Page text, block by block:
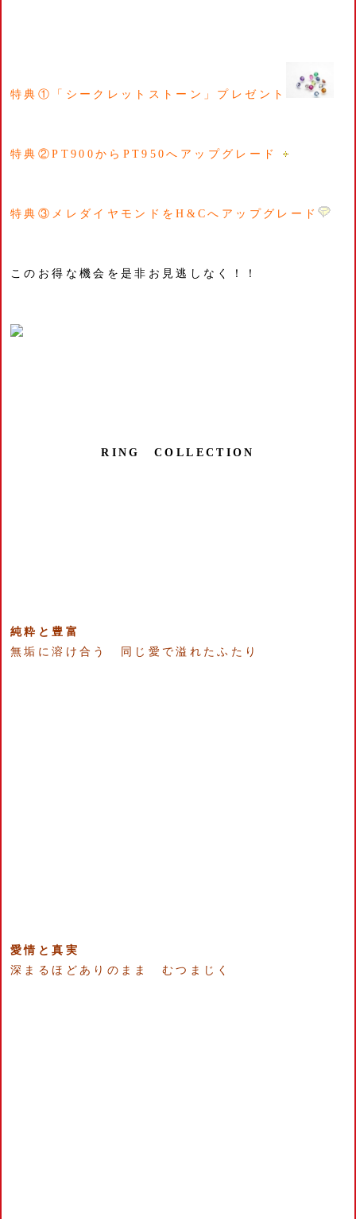
特典①「シークレットストーン」プレゼント
特典②PT900からPT950へアップグレード
特典③メレダイヤモンドをH&Cへアップグレード
このお得な機会を是非お見逃しなく！！
RING COLLECTION
純粋と豊富
無垢に溶け合う 同じ愛で溢れたふたり
愛情と真実
深まるほどありのまま むつまじく